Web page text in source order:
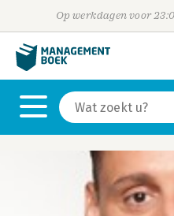
Op werkdagen voor